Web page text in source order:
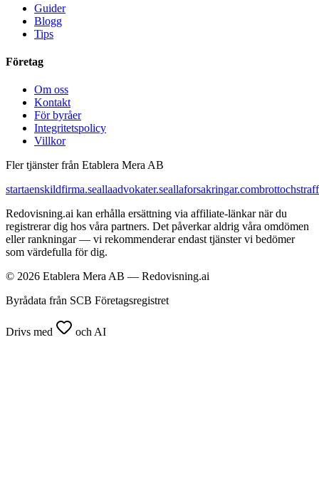
Guider
Blogg
Tips
Företag
Om oss
Kontakt
För byråer
Integritetspolicy
Villkor
Fler tjänster från Etablera Mera AB
startaenskildfirma.seallaadvokater.seallaforsakringar.com
Redovisning.ai kan erhålla ersättning via affiliate-länkar när du
registrerar dig hos våra partners. Det påverkar aldrig våra omdömen
eller rankningar — vi rekommenderar endast tjänster vi bedömer
som värdefulla för dig.
© 2026 Etablera Mera AB — Redovisning.ai
Byrådata från SCB Företagsregistret
Drivs med och AI